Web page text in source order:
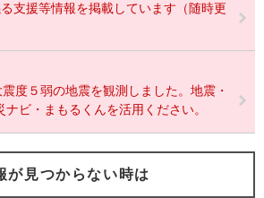
支援等情報を掲載しています（随時更
度５弱の地震を観測しました。地震・
ビ・まもるくんを活用ください。
が見つからない時は